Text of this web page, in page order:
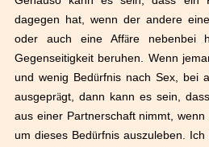
dagegen hat, wenn der andere
oder auch eine Affäre nebenbei
Gegenseitigkeit beruhen. Wenn
und wenig Bedürfnis nach Sex, bei
ausgeprägt, dann kann es sein,
aus einer Partnerschaft nimmt,
um dieses Bedürfnis auszuleben.